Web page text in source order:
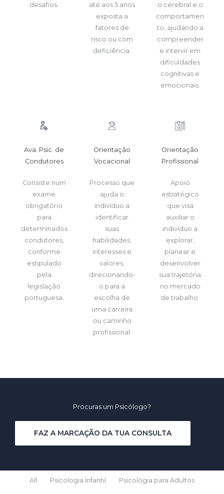
desafios.
até aos 5 anos
exposta a
fatores de
risco ou com
deficiência.
o cerebral e o
comportamen
to, ajudando a
compreender
e intervir em
dificuldades
cognitivas e
emocionais.
Ava. Psic. de
Condutores
Consiste num
exame
obrigatório
para
determinados
condutores,
conforme
estipulado
pela
legislação
portuguesa.
Orientação
Vocacional
Processo que
ajuda o
indivíduo a
identificar
suas
habilidades,
interesses e
valores,
direcionando-
o para a
escolha de
uma carreira
ou caminho
profissional.
Orientação
Profissional
Apoio
estratégico
que visa
auxiliar o
indivíduo a
explorar,
planear e
desenvolver
sua trajetória
no mercado
de trabalho.
Procuras um Psicólogo?
FAZ A MARCAÇÃO DA TUA CONSULTA
All Psicologia Infantil Psicologia para Adultos